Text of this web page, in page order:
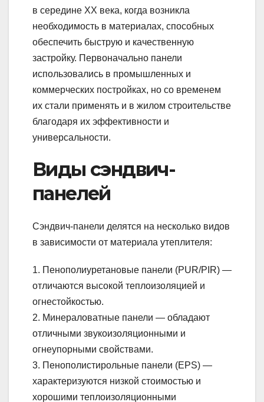
в середине XX века, когда возникла
необходимость в материалах, способных
обеспечить быструю и качественную
застройку. Первоначально панели
использовались в промышленных и
коммерческих постройках, но со временем
их стали применять и в жилом строительстве
благодаря их эффективности и
универсальности.
Виды сэндвич-
панелей
Сэндвич-панели делятся на несколько видов
в зависимости от материала утеплителя:
1. Пенополиуретановые панели (PUR/PIR) —
отличаются высокой теплоизоляцией и
огнестойкостью.
2. Минераловатные панели — обладают
отличными звукоизоляционными и
огнеупорными свойствами.
3. Пенополистирольные панели (EPS) —
характеризуются низкой стоимостью и
хорошими теплоизоляционными